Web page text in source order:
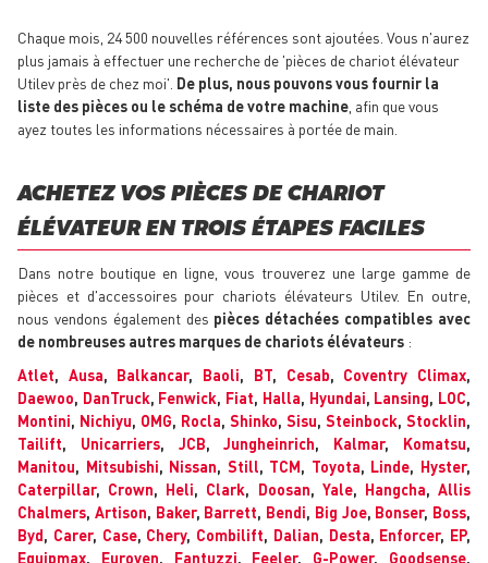
Chaque mois, 24 500 nouvelles références sont ajoutées. Vous n'aurez
plus jamais à effectuer une recherche de 'pièces de chariot élévateur
Utilev près de chez moi'. De plus, nous pouvons vous fournir la
liste des pièces ou le schéma de votre machine , afin que vous
ayez toutes les informations nécessaires à portée de main.
ACHETEZ VOS PIÈCES DE CHARIOT
ÉLÉVATEUR EN TROIS ÉTAPES FACILES
Dans notre boutique en ligne, vous trouverez une large gamme de
pièces et d'accessoires pour chariots élévateurs Utilev. En outre,
nous vendons également des pièces détachées compatibles avec
de nombreuses autres marques de chariots élévateurs :
Atlet, Ausa, Balkancar, Baoli, BT, Cesab, Coventry Climax,
Daewoo, DanTruck, Fenwick, Fiat, Halla, Hyundai, Lansing, LOC,
Montini, Nichiyu, OMG, Rocla, Shinko, Sisu, Steinbock, Stocklin,
Tailift, Unicarriers, JCB,Jungheinrich, Kalmar, Komatsu,
Manitou, Mitsubishi, Nissan, Still, TCM, Toyota, Linde, Hyster,
Caterpillar, Crown, Heli, Clark, Doosan, Yale, Hangcha,Allis
Chalmers, Artison, Baker, Barrett, Bendi, Big Joe, Bonser, Boss,
Byd, Carer, Case, Chery, Combilift, Dalian, Desta, Enforcer, EP,
Equipmax, Euroyen, Fantuzzi, Feeler, G-Power, Goodsense,